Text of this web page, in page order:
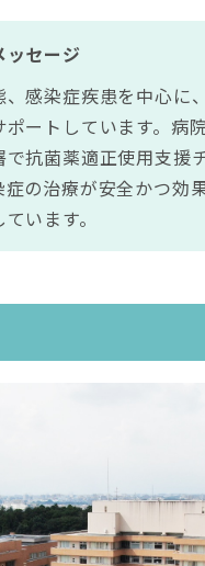
セージ
感染症疾患を中心に
ポートしています。病
抗菌薬適正使用支援
症の治療が安全かつ効
います。